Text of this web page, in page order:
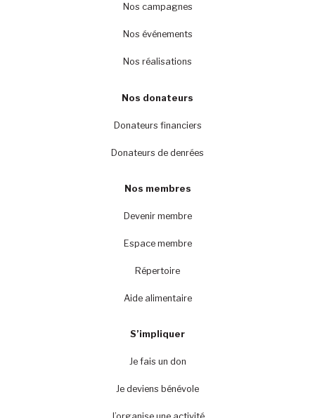
Nos campagnes
Nos événements
Nos réalisations
Nos donateurs
Donateurs financiers
Donateurs de denrées
Nos membres
Devenir membre
Espace membre
Répertoire
Aide alimentaire
S’impliquer
Je fais un don
Je deviens bénévole